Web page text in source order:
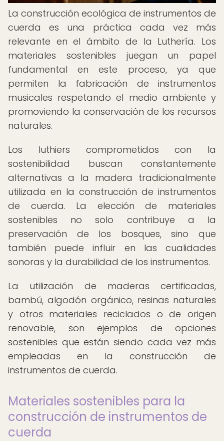
La construcción ecológica de instrumentos de
cuerda es una práctica cada vez más
relevante en el ámbito de la Luthería. Los
materiales sostenibles juegan un papel
fundamental en este proceso, ya que
permiten la fabricación de instrumentos
musicales respetando el medio ambiente y
promoviendo la conservación de los recursos
naturales.
Los luthiers comprometidos con la
sostenibilidad buscan constantemente
alternativas a la madera tradicionalmente
utilizada en la construcción de instrumentos
de cuerda. La elección de materiales
sostenibles no solo contribuye a la
preservación de los bosques, sino que
también puede influir en las cualidades
sonoras y la durabilidad de los instrumentos.
La utilización de maderas certificadas,
bambú, algodón orgánico, resinas naturales
y otros materiales reciclados o de origen
renovable, son ejemplos de opciones
sostenibles que están siendo cada vez más
empleadas en la construcción de
instrumentos de cuerda.
Materiales sostenibles para la
construcción de instrumentos de
cuerda